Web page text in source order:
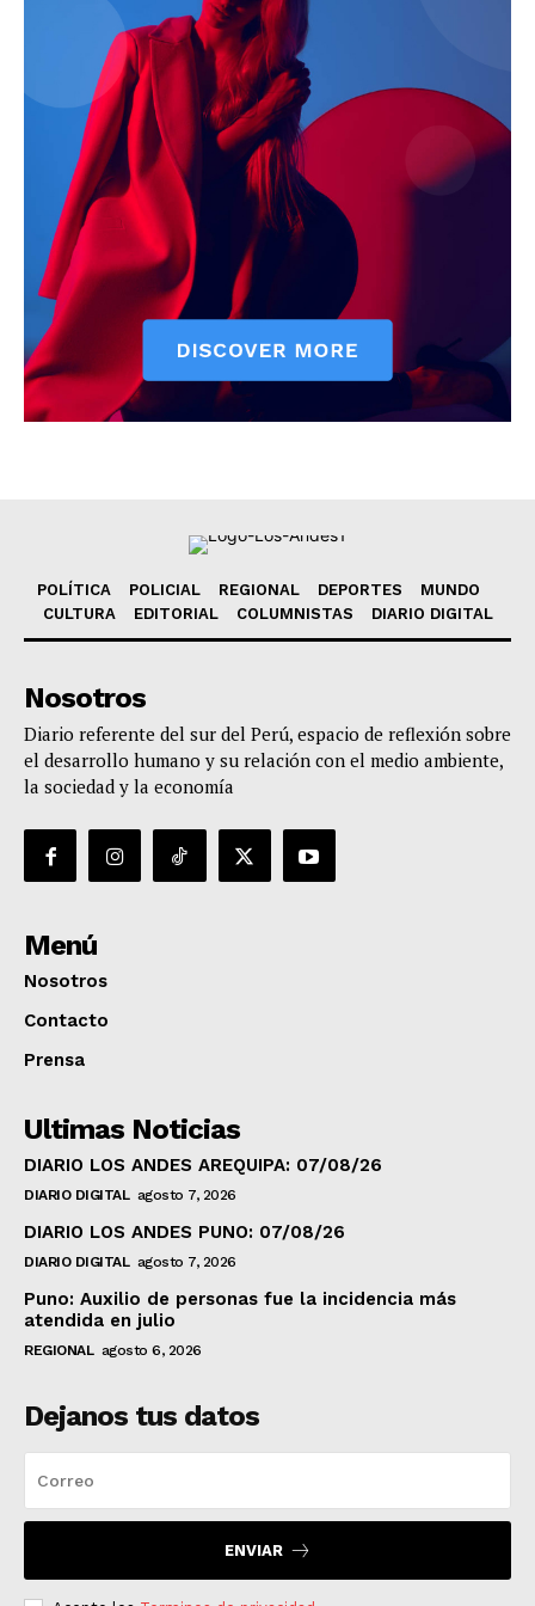
POLÍTICA POLICIAL REGIONAL DEPORTES
MUNDO
CULTURA
EDITORIAL COLUMNISTAS DIARIO DIGITAL
Nosotros
Diario referente del sur del Perú, espacio de reflexión sobre
el desarrollo humano y su relación con el medio ambiente,
la sociedad y la economía
Menú
Nosotros
Contacto
Prensa
Ultimas Noticias
DIARIO LOS ANDES AREQUIPA: 07/08/26
DIARIO DIGITAL agosto 7, 2026
DIARIO LOS ANDES PUNO: 07/08/26
DIARIO DIGITAL agosto 7, 2026
Puno: Auxilio de personas fue la incidencia más
atendida en julio
REGIONAL agosto 6, 2026
Dejanos tus datos
ENVIAR